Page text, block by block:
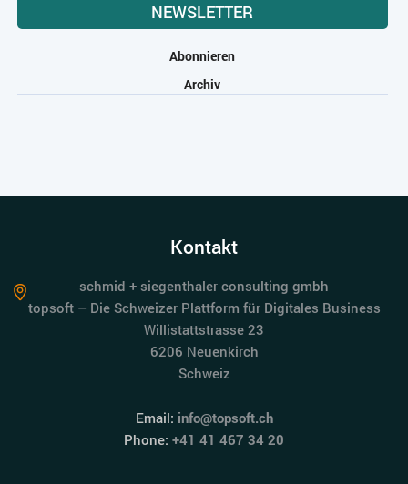
NEWSLETTER
Abonnieren
Archiv
Kontakt
schmid + siegenthaler consulting gmbh
topsoft – Die Schweizer Plattform für Digitales Business
Willistattstrasse 23
6206 Neuenkirch
Schweiz
Email: info@topsoft.ch
Phone: +41 41 467 34 20